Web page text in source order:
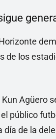
de los
Agüero
público
día de la